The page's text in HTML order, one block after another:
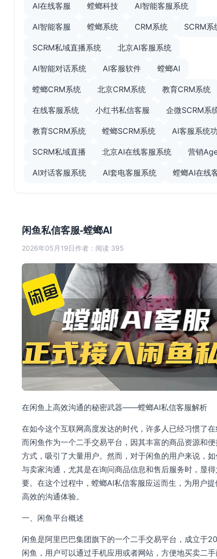
闲鱼私信客服-螳螂AI
2026年05月19日作者： 阅读 395
在闲鱼上高效沟通的秘密武器——螳螂AI私信客服解析
在如今这个互联网高度发达的时代，许多人已经习惯了
而闲鱼作为一个二手交易平台，因其丰富的商品资源和
方式，吸引了大量用户。然而，对于闲鱼的用户来说，
与卖家沟通，尤其是在询问商品信息和售后服务时，显
要。在这个过程中，螳螂AI私信客服应运而生，为用户
高效的沟通体验。
一、闲鱼平台概述
闲鱼是阿里巴巴集团旗下的一个二手交易平台，成立于
闲鱼，用户可以通过手机应用或者网站，方便地买卖二
AI在线客服 螳螂科技 AI智能客服系统
AI智能客服 螳螂系统 CRM系统 SCRM系
SCRM私域直播系统 北京AI客服系统
AI智能对话系统 AI客服软件 螳螂AI
螳螂CRM系统 北京CRM系统 教育CRM系统
在线客服系统 小红书私信客服 企微SCRM系
教育SCRM系统 螳螂SCRM系统 AI客服系统
SCRM私域直播 北京AI在线客服系统 营销
AI对话客服系统 AI套电客服系统 螳螂AI在线